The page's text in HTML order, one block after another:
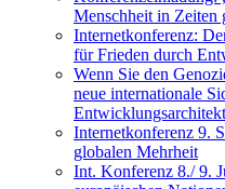
Menschheit in Zeiten
Internetkonferenz:
für Frieden durch
Wenn Sie den
neue internationale
Internetkonferenz 9.
globalen Mehrheit
Int. Konferenz 8./ 9.